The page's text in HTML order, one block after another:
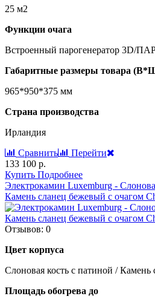
25 м2
Функции очага
Встроенный парогенератор 3D/
Габаритные размеры товара
965*950*375 мм
Страна производства
Ирландия
Сравнить
Перейти
133 100 р.
Купить Подробнее
Электрокамин Luxemburg -
Камень сланец бежевый с очагом
Отзывов: 0
Цвет корпуса
Cлоновая кость с патиной /
Площадь обогрева до